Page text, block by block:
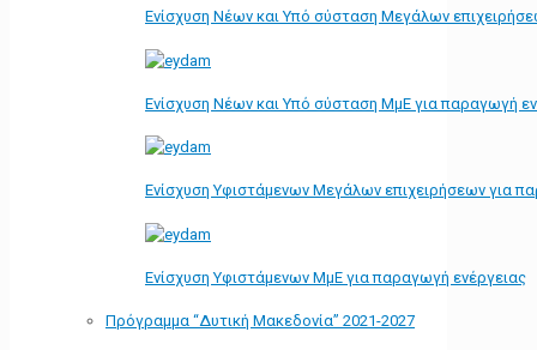
Ενίσχυση Νέων και Υπό σύσταση Μεγάλων
Ενίσχυση Νέων και Υπό σύσταση ΜμΕ για παραγωγή
Ενίσχυση Υφιστάμενων Μεγάλων επιχειρήσεων για
Ενίσχυση Υφιστάμενων ΜμΕ για παραγωγή ενέργειας
Πρόγραμμα “Δυτική Μακεδονία” 2021-2027